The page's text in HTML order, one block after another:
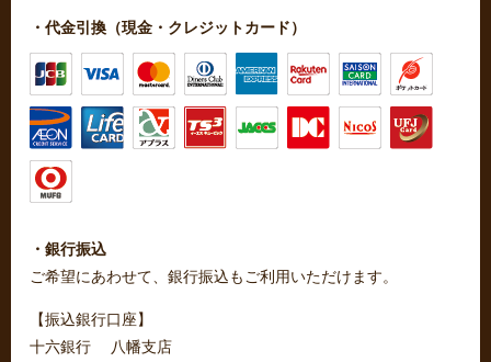
・代金引換（現金・クレジットカード）
・銀行振込
ご希望にあわせて、銀行振込もご利用いただけます。
【振込銀行口座】
十六銀行 八幡支店